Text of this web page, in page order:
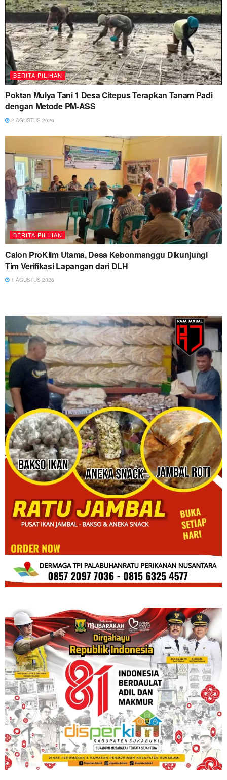
BERITA PILIHAN
Poktan Mulya Tani 1 Desa Citepus Terapkan Tanam Padi
dengan Metode PM-ASS
2 AGUSTUS 2026
BERITA PILIHAN
Calon ProKlim Utama, Desa Kebonmanggu Dikunjungi
Tim Verifikasi Lapangan dari DLH
1 AGUSTUS 2026